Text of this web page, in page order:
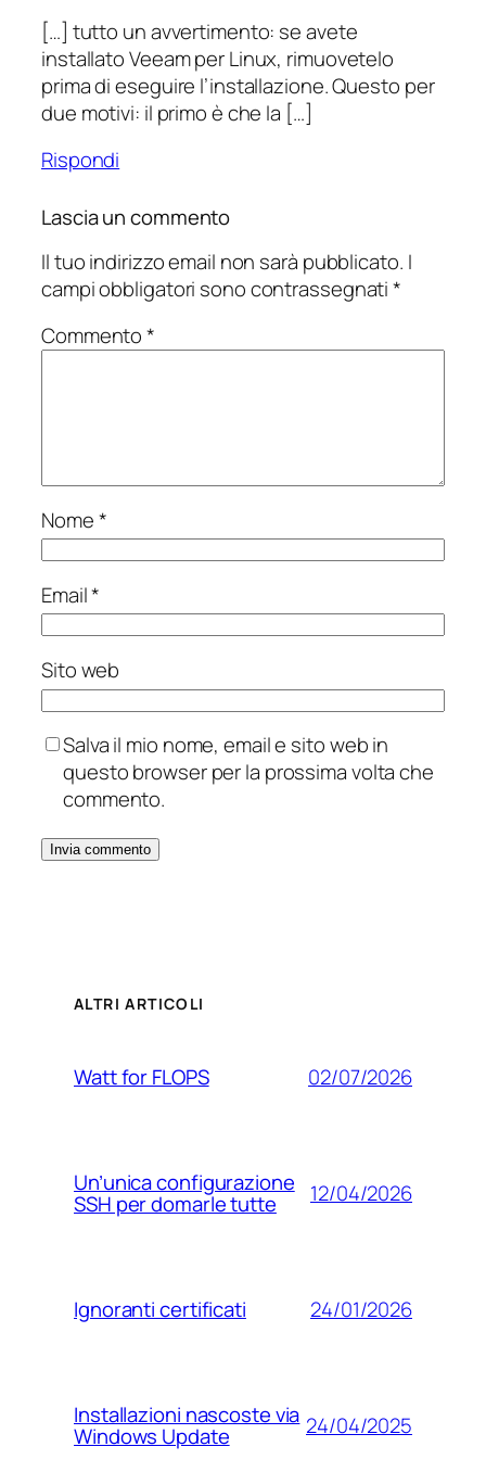
[…] tutto un avvertimento: se avete
installato Veeam per Linux, rimuovetelo
prima di eseguire l’installazione. Questo per
due motivi: il primo è che la […]
Rispondi
Lascia un commento
Il tuo indirizzo email non sarà pubblicato. I
campi obbligatori sono contrassegnati*
Commento*
Nome*
Email*
Sito web
Salva il mio nome, email e sito web in
questo browser per la prossima volta che
commento.
ALTRI ARTICOLI
Watt for FLOPS 02/07/2026
Un’unica configurazione
SSH per domarle tutte 12/04/2026
Ignoranti certificati 24/01/2026
Installazioni nascoste via
Windows Update 24/04/2025